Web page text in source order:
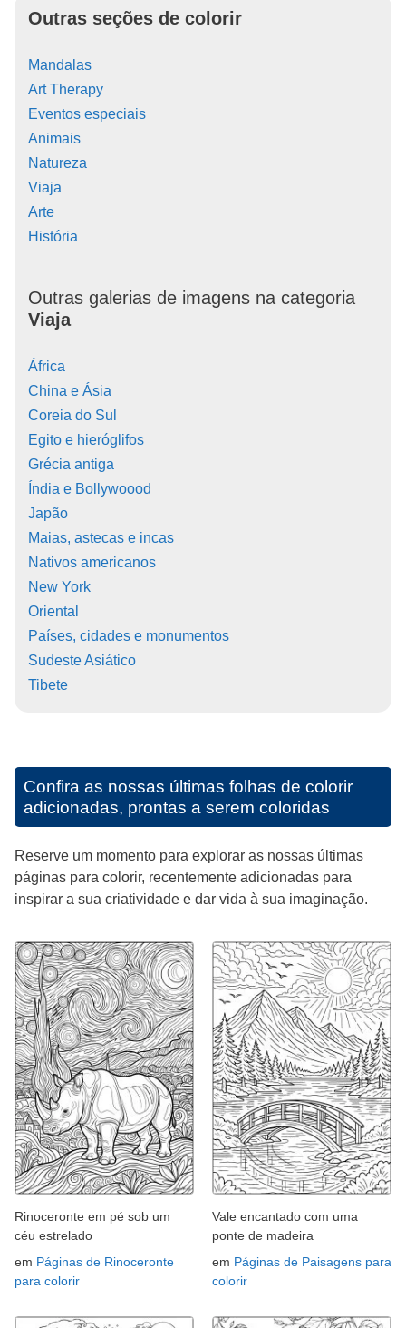
Outras seções de colorir
Mandalas
Art Therapy
Eventos especiais
Animais
Natureza
Viaja
Arte
História
Outras galerias de imagens na categoria
Viaja
África
China e Ásia
Coreia do Sul
Egito e hieróglifos
Grécia antiga
Índia e Bollywoood
Japão
Maias, astecas e incas
Nativos americanos
New York
Oriental
Países, cidades e monumentos
Sudeste Asiático
Tibete
Confira as nossas últimas folhas de colorir
adicionadas, prontas a serem coloridas
Reserve um momento para explorar as nossas últimas
páginas para colorir, recentemente adicionadas para
inspirar a sua criatividade e dar vida à sua imaginação.
Rinoceronte em pé sob um
céu estrelado
em Páginas de Rinoceronte
para colorir
Vale encantado com uma
ponte de madeira
em Páginas de Paisagens para
colorir